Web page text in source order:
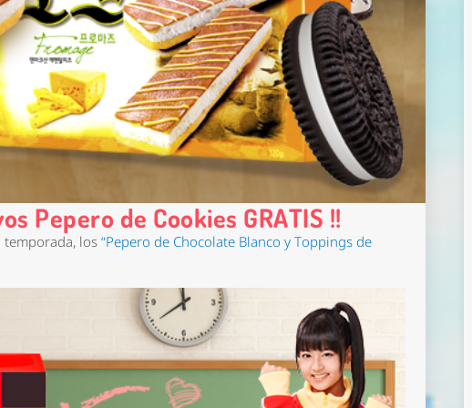
Pepero de Cookies GRATIS !!
los“Pepero de Chocolate Blanco y Toppings de